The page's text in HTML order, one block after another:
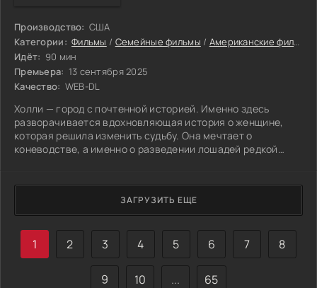
Производство: США
Категории: Фильмы / Семейные фильмы / Американские фильмы
Идёт: 90 мин
Премьера: 13 сентября 2025
Качество: WEB-DL
Холли — город с почтенной историей. Именно здесь
разворачивается вдохновляющая история о женщине,
которая решила изменить судьбу. Она мечтает о
коневодстве, а именно о разведении лошадей редкой
ответственного шага.
ЗАГРУЗИТЬ ЕЩЕ
1 2 3 4 5 6 7 8
9 10 ... 65